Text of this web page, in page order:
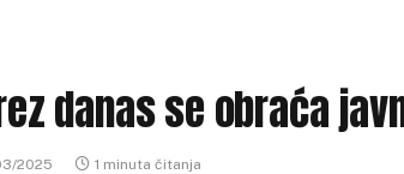
danas se obraća
2025 1 minuta čitanja